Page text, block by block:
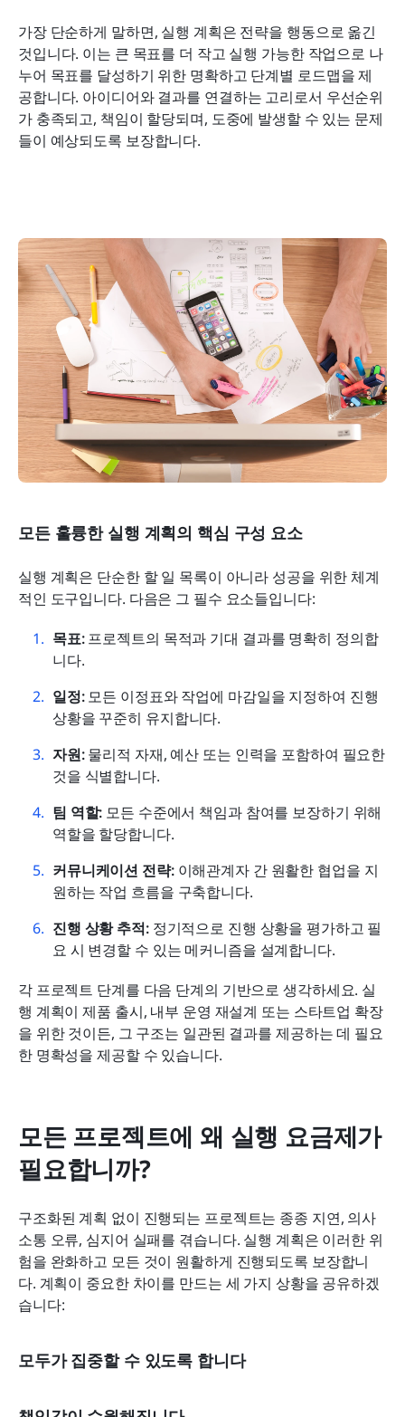
가장 단순하게 말하면, 실행 계획은 전략을 행동으로 옮긴
것입니다. 이는 큰 목표를 더 작고 실행 가능한 작업으로 나
누어 목표를 달성하기 위한 명확하고 단계별 로드맵을 제
공합니다. 아이디어와 결과를 연결하는 고리로서 우선순위
가 충족되고, 책임이 할당되며, 도중에 발생할 수 있는 문제
들이 예상되도록 보장합니다.
모든 훌륭한 실행 계획의 핵심 구성 요소
실행 계획은 단순한 할 일 목록이 아니라 성공을 위한 체계
적인 도구입니다. 다음은 그 필수 요소들입니다:
목표: 프로젝트의 목적과 기대 결과를 명확히 정의합
니다.
일정: 모든 이정표와 작업에 마감일을 지정하여 진행
상황을 꾸준히 유지합니다.
자원: 물리적 자재, 예산 또는 인력을 포함하여 필요한
것을 식별합니다.
팀 역할: 모든 수준에서 책임과 참여를 보장하기 위해
역할을 할당합니다.
커뮤니케이션 전략: 이해관계자 간 원활한 협업을 지
원하는 작업 흐름을 구축합니다.
진행 상황 추적: 정기적으로 진행 상황을 평가하고 필
요 시 변경할 수 있는 메커니즘을 설계합니다.
각 프로젝트 단계를 다음 단계의 기반으로 생각하세요. 실
행 계획이 제품 출시, 내부 운영 재설계 또는 스타트업 확장
을 위한 것이든, 그 구조는 일관된 결과를 제공하는 데 필요
한 명확성을 제공할 수 있습니다.
모든 프로젝트에 왜 실행 요금제가
필요합니까?
구조화된 계획 없이 진행되는 프로젝트는 종종 지연, 의사
소통 오류, 심지어 실패를 겪습니다. 실행 계획은 이러한 위
험을 완화하고 모든 것이 원활하게 진행되도록 보장합니
다. 계획이 중요한 차이를 만드는 세 가지 상황을 공유하겠
습니다:
모두가 집중할 수 있도록 합니다